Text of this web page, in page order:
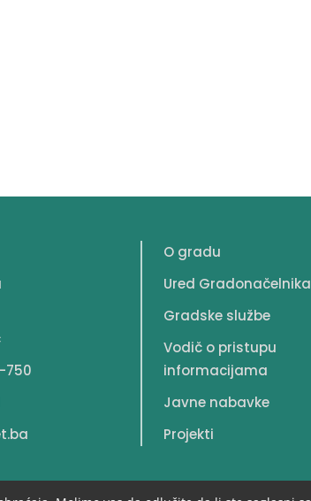
750
O gradu
Ured Gradonačelnika
Gradske službe
Vodič o pristupu
informacijama
Javne nabavke
Projekti